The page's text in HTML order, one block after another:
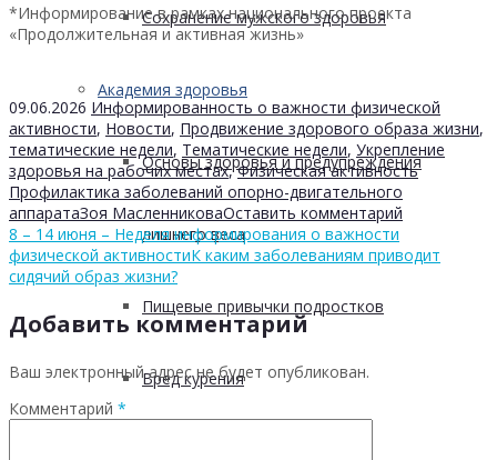
Сохранение мужского здоровья
Академия здоровья
Основы здоровья и предупреждения
лишнего веса
Пищевые привычки подростков
Вред курения
*Информирование в рамках национального проекта
«Продолжительная и активная жизнь»
09.06.2026 Информированность о важности физической
активности, Новости, Продвижение здорового образа жизни,
тематические недели, Тематические недели, Укрепление
здоровья на рабочих местах,Физическая активность
Профилактика заболеваний опорно-двигательного
аппаратаЗоя МасленниковаОставить комментарий
8 – 14 июня – Неделя информирования о важности
физической активностиК каким заболеваниям приводит
сидячий образ жизни?
Добавить комментарий
Ваш электронный адрес не будет опубликован.
Комментарий *